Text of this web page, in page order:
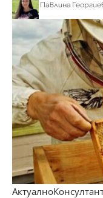
Павлина
Актуално